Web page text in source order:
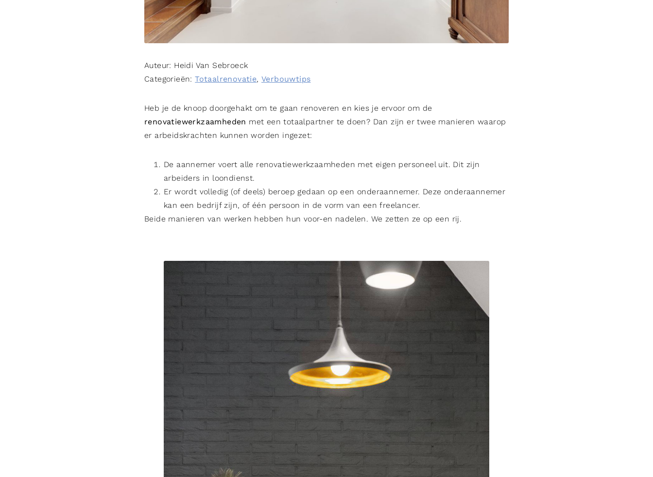
Auteur: Heidi Van Sebroeck
Categorieën:Totaalrenovatie,Verbouwtips
Heb je de knoop doorgehakt om te gaan renoveren en kies je ervoor om de
renovatiewerkzaamheden met een totaalpartner te doen? Dan zijn er twee manieren waarop
er arbeidskrachten kunnen worden ingezet:
De aannemer voert alle renovatiewerkzaamheden met eigen personeel uit. Dit zijn
arbeiders in loondienst.
Er wordt volledig (of deels) beroep gedaan op een onderaannemer. Deze onderaannemer
kan een bedrijf zijn, of één persoon in de vorm van een freelancer.
Beide manieren van werken hebben hun voor-en nadelen. We zetten ze op een rij.